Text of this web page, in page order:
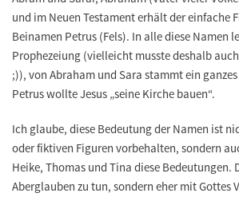
und im Neuen Testament erhält der einfache
Beinamen Petrus (Fels). In alle diese Namen
Prophezeiung (vielleicht musste deshalb
;)), von Abraham und Sara stammt ein
Petrus wollte Jesus „seine Kirche bauen“.
Ich glaube, diese Bedeutung der Namen ist
oder fiktiven Figuren vorbehalten, sondern
Heike, Thomas und Tina diese Bedeutungen.
Aberglauben zu tun, sondern eher mit Gottes